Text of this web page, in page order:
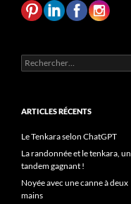
Rechercher :
ARTICLES RÉCENTS
Le Tenkara selon ChatGPT
La randonnée et le tenkara, un
tandem gagnant !
Noyée avec une canne à deux
mains